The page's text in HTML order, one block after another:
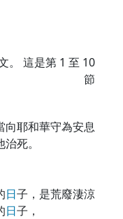
。 這是第 1 至 10
節
向耶和華守為安息
死。
日子，是荒廢淒涼
日子，